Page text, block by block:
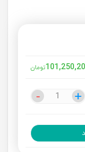
تومان
+
- +
-